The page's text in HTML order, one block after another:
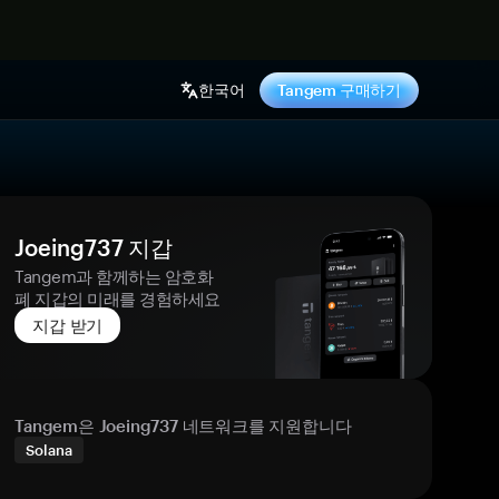
한국어 Tangem 구매하기
Joeing737 지갑
Tangem과 함께하는 암호화
폐 지갑의 미래를 경험하세요
지갑 받기
Tangem은 Joeing737 네트워크를 지원합니다
Solana